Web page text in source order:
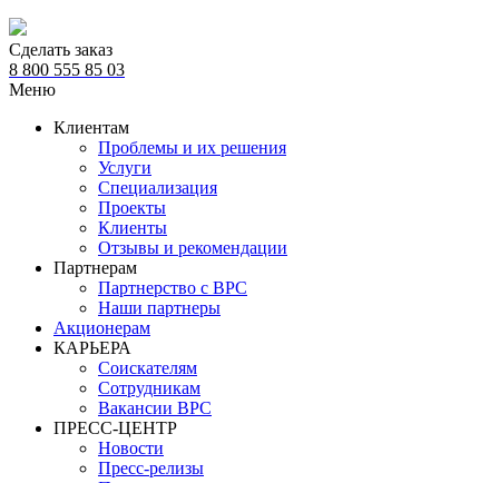
Сделать заказ
8 800 555 85 03
Меню
Клиентам
Проблемы и их решения
Услуги
Специализация
Проекты
Клиенты
Отзывы и рекомендации
Партнерам
Партнерство с BPC
Наши партнеры
Акционерам
КАРЬЕРА
Соискателям
Сотрудникам
Вакансии BPC
ПРЕСС-ЦЕНТР
Новости
Пресс-релизы